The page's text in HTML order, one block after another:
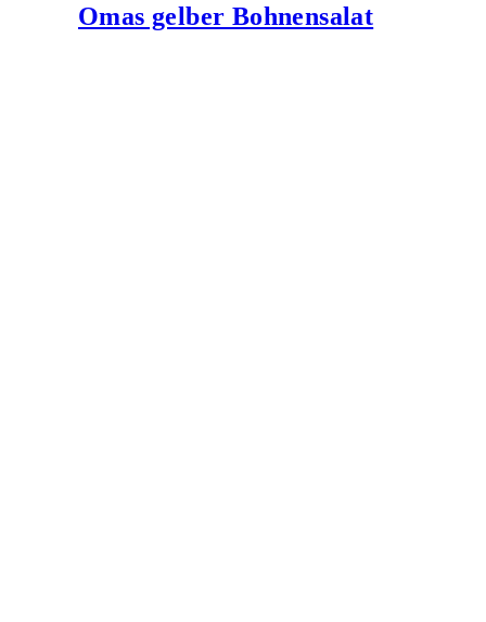
Omas gelber Bohnensalat